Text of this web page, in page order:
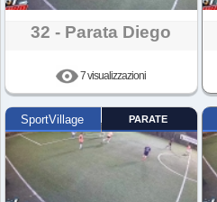
32 - Parata Diego
7 visualizzazioni
SportVillage PARATE